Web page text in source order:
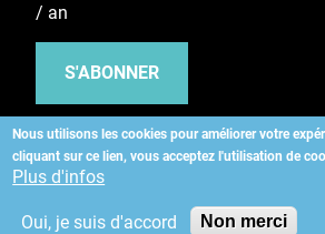
Nous utilisons les cookies pour améliorer votre
cliquant sur ce lien, vous acceptez l'utilisation de
Plus d'infos
Oui, je suis d'accord Non merci
/ an
S'ABONNER
Copyright©2026
KAURIWEB